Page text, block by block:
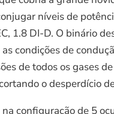
níveis de
1.8 DI-D. O binário
condições de
de todos os gases
o desperdício
configuração de 5